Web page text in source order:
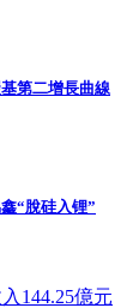
第二增長曲線
“脫硅入锂”
144.25億元